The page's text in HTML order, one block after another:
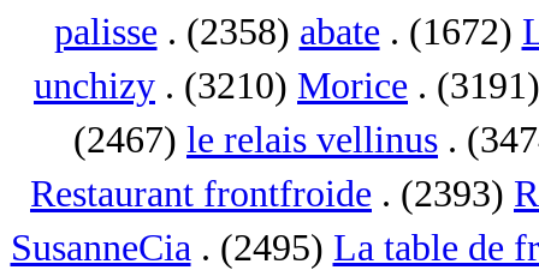
palisse . (2358) abate . (1672)
unchizy . (3210) Morice .
(2467) le relais vellinus .
Restaurant frontfroide . (2393)
SusanneCia. (2495) La table de